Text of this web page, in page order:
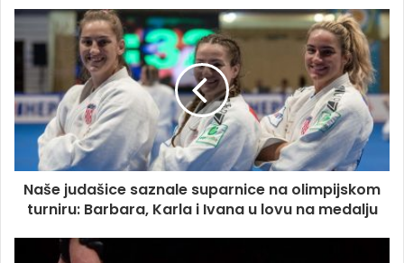
Naše judašice saznale suparnice na olimpijskom
turniru: Barbara, Karla i Ivana u lovu na medalju